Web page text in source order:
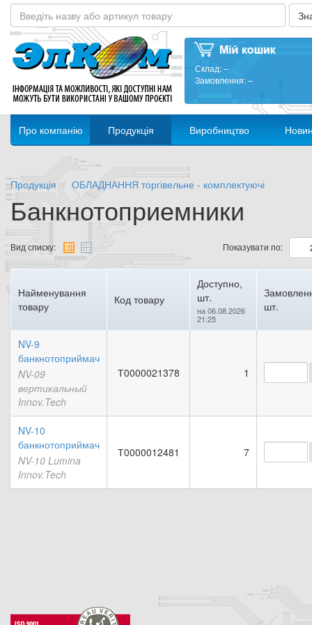
Склад:–
Замовлення:–
Про компанію Продукція Виробництво
Продукція ОБЛАДНАННЯ торгівельне - комплектуючі
Банкнотоприемники
Вид списку: Показувати по:
Найменування
товару
Код товару
Доступно,
шт.
на 06.08.2026
21:25
шт.
NV-9
банкнотоприймач
NV-09
вертикальный
Innov.Tech
Т0000021378 1
NV-10
банкнотоприймач
NV-10 Lumina
Innov.Tech
Т0000012481 7